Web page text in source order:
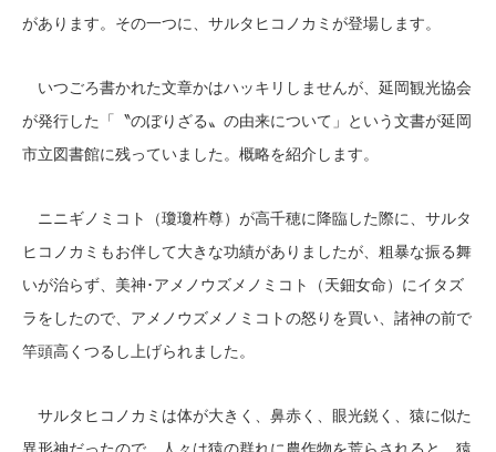
があります。その一つに、サルタヒコノカミが登場します。
いつごろ書かれた文章かはハッキリしませんが、延岡観光協会
が発行した「〝のぼりざる〟の由来について」という文書が延岡
市立図書館に残っていました。概略を紹介します。
ニニギノミコト（瓊瓊杵尊）が高千穂に降臨した際に、サルタ
ヒコノカミもお伴して大きな功績がありましたが、粗暴な振る舞
いが治らず、美神･アメノウズメノミコト（天鈿女命）にイタズ
ラをしたので、アメノウズメノミコトの怒りを買い、諸神の前で
竿頭高くつるし上げられました。
サルタヒコノカミは体が大きく、鼻赤く、眼光鋭く、猿に似た
異形神だったので、人々は猿の群れに農作物を荒らされると、猿